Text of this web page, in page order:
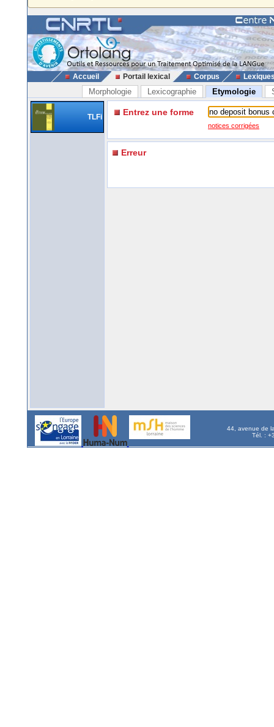
Accueil Portail lexical Corpus
Morphologie Lexicographie Etymologie
TLFi Entrez une forme
notices corrigées
Erreur
44, avenue de
Tél. :